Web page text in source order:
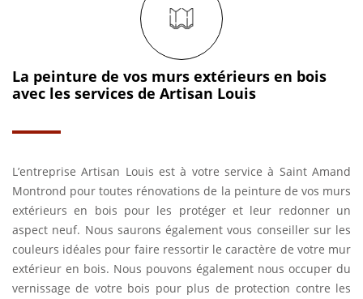
La peinture de vos murs extérieurs en bois
avec les services de Artisan Louis
L’entreprise Artisan Louis est à votre service à Saint Amand
Montrond pour toutes rénovations de la peinture de vos murs
extérieurs en bois pour les protéger et leur redonner un
aspect neuf. Nous saurons également vous conseiller sur les
couleurs idéales pour faire ressortir le caractère de votre mur
extérieur en bois. Nous pouvons également nous occuper du
vernissage de votre bois pour plus de protection contre les